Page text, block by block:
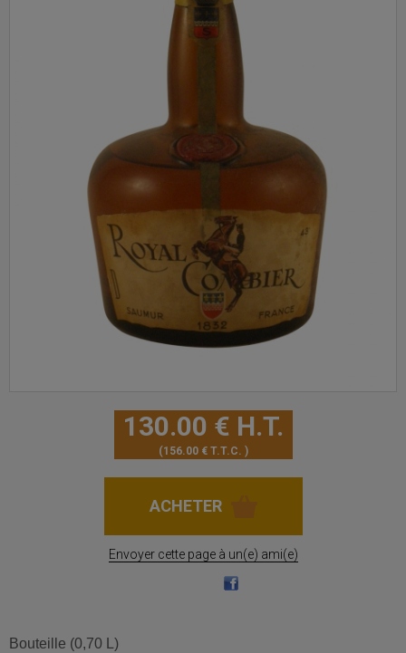
130.00 € H.T.
156.00€ T.T.C.
Envoyer cette page à un(e) ami(e)
Bouteille (0,70 L)